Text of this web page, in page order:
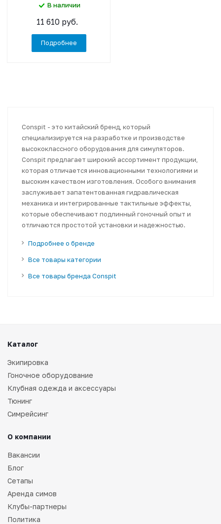
В наличии
11 610 руб.
Подробнее
Conspit - это китайский бренд, который
специализируется на разработке и производстве
высококлассного оборудования для симуляторов.
Conspit предлагает широкий ассортимент продукции,
которая отличается инновационными технологиями и
высоким качеством изготовления. Особого внимания
заслуживает запатентованная гидравлическая
механика и интегрированные тактильные эффекты,
которые обеспечивают подлинный гоночный опыт и
отличаются простотой установки и надежностью.
Подробнее о бренде
Все товары категории
Все товары бренда Conspit
Каталог
Экипировка
Гоночное оборудование
Клубная одежда и аксессуары
Тюнинг
Симрейсинг
О компании
Вакансии
Блог
Сетапы
Аренда симов
Клубы-партнеры
Политика